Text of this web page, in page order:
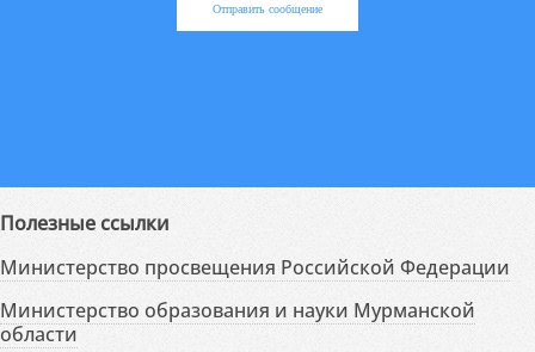
Отправить сообщение
Полезные ссылки
Министерство просвещения Российской Федерации
Министерство образования и науки Мурманской
области